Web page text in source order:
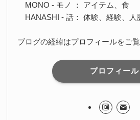
MONO - モノ ： アイテム、食
HANASHI - 話： 体験、経験、人
ブログの経緯はプロフィールをご
プロフィール